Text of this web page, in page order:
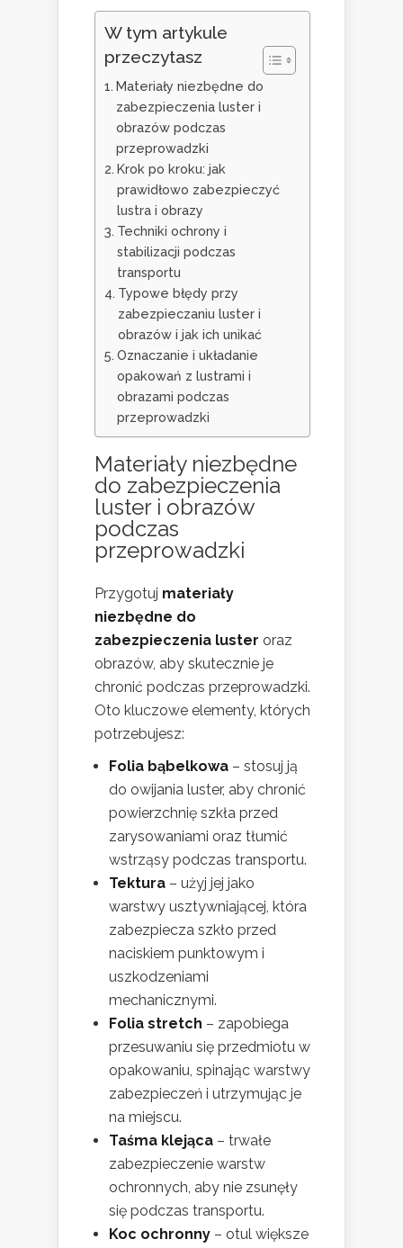
W tym artykule
przeczytasz
Materiały niezbędne do
zabezpieczenia luster i
obrazów podczas
przeprowadzki
Krok po kroku: jak
prawidłowo zabezpieczyć
lustra i obrazy
Techniki ochrony i
stabilizacji podczas
transportu
Typowe błędy przy
zabezpieczaniu luster i
obrazów i jak ich unikać
Oznaczanie i układanie
opakowań z lustrami i
obrazami podczas
przeprowadzki
Materiały niezbędne
do zabezpieczenia
luster i obrazów
podczas
przeprowadzki
Przygotuj materiały
niezbędne do
zabezpieczenia luster oraz
obrazów, aby skutecznie je
chronić podczas przeprowadzki.
Oto kluczowe elementy, których
potrzebujesz:
Folia bąbelkowa – stosuj ją
do owijania luster, aby chronić
powierzchnię szkła przed
zarysowaniami oraz tłumić
wstrząsy podczas transportu.
Tektura – użyj jej jako
warstwy usztywniającej, która
zabezpiecza szkło przed
naciskiem punktowym i
uszkodzeniami
mechanicznymi.
Folia stretch – zapobiega
przesuwaniu się przedmiotu w
opakowaniu, spinając warstwy
zabezpieczeń i utrzymując je
na miejscu.
Taśma klejąca – trwałe
zabezpieczenie warstw
ochronnych, aby nie zsunęły
się podczas transportu.
Koc ochronny – otul większe